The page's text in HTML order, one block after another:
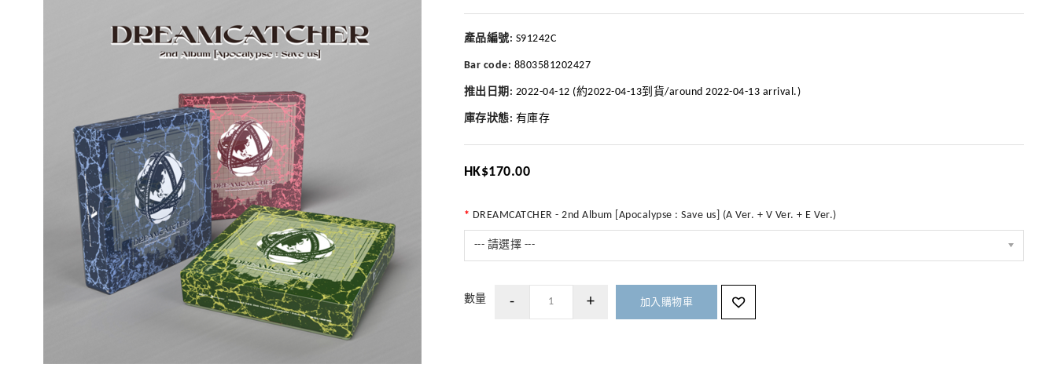
產品編號: S91242C
Bar code: 8803581202427
推出日期: 2022-04-12 (約2022-04-13到貨/around 2022-04-13 arrival.)
庫存狀態: 有庫存
HK$170.00
DREAMCATCHER - 2nd Album [Apocalypse : Save us] (A Ver. + V Ver. + E Ver.)
--- 請選擇 ---
數量 加入購物車